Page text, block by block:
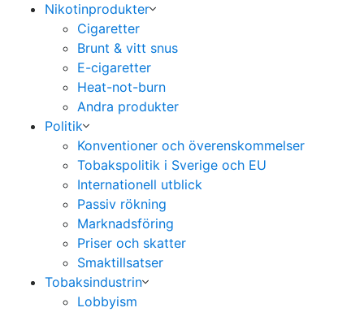
Nikotinprodukter
Cigaretter
Brunt & vitt snus
E-cigaretter
Heat-not-burn
Andra produkter
Politik
Konventioner och överenskommelser
Tobakspolitik i Sverige och EU
Internationell utblick
Passiv rökning
Marknadsföring
Priser och skatter
Smaktillsatser
Tobaksindustrin
Lobbyism